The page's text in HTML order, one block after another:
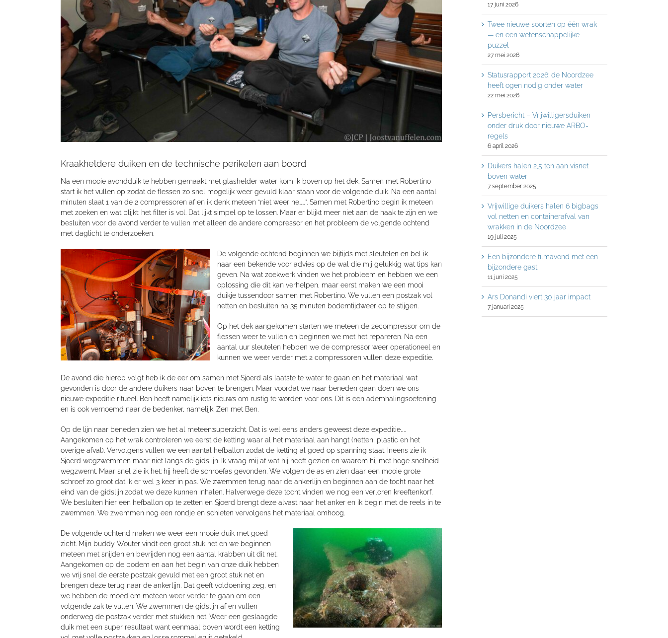
Kraakheldere duiken en de technische perikelen aan boord
Na een mooie avondduik te hebben gemaakt met glashelder water kom ik boven op het dek. Samen met Robertino
start ik het vullen op zodat de flessen zo snel mogelijk weer gevuld klaar staan voor de volgende duik. Na een aantal
minuten slaat 1 van de 2 compressoren af en ik denk meteen “niet weer he……”. Samen met Robertino begin ik meteen
met zoeken en wat blijkt: het filter is vol . Dat lijkt simpel op te lossen. Maar er blijkt meer niet aan de haak te zijn en we
besluiten voor de avond verder te vullen met alleen de andere compressor en het probleem de volgende ochtend
met daglicht te onderzoeken.
De volgende ochtend beginnen we bijtijds met sleutelen en bel ik
naar een bekende voor advies op de wal die mij gelukkig wat tips kan
geven. Na wat zoekwerk vinden we het probleem en hebben we een
oplossing die dit kan verhelpen maar eerst maken we een mooi
duikje tussendoor samen met Robertino. We vullen een postzak vol
netten en besluiten na 35 minuten bodemtijdweer op te stijgen.
Op het dek aangekomen starten we meteen de 2ecompressor om de
flessen weer te vullen en beginnen we met het repareren. Na een
aantal uur sleutelen hebben we de compressor weer operationeel en
kunnen we weer verder met 2 compressoren vullen deze expeditie.
De avond die hierop volgt heb ik de eer om samen met Sjoerd als laatste te water te gaan en het materiaal wat
gevonden is door de andere duikers naar boven te brengen. Maar voordat we naar beneden gaan doen we ons
nieuwe expeditie ritueel. Ben heeft namelijk iets nieuws om rustig te worden voor ons. Dit is een ademhalingsoefening
en is ook vernoemd naar de bedenker, namelijk: Zen met Ben.
Op de lijn naar beneden zien we het al meteen:superzicht. Dat is wel eens anders geweest deze expeditie…..
Aangekomen op het wrak controleren we eerst de ketting waar al het materiaal aan hangt (netten, plastic en het
overige afval ). Vervolgens vullen we een aantal hefballon zodat de ketting al goed op spanning staat. Ineens zie ik
Sjoerd wegzwemmen maar niet langs de gidslijn. I k vraag mij af wat hij heeft gezien en waarom hij met hoge snelheid
wegzwemt. Maar snel zie ik het: hij heeft de schroefas gevonden. We volgen de as en zien daar een mooie grote
schroef zo groot dat ik er wel 3 keer in pas. We zwemmen terug naar de ankerlijn en beginnen aan de tocht naar het
eind van de gidslijn zodat we deze kunnen inhalen. Halverwege deze tocht vinden we nog een verloren kreeftenkorf.
We besluiten hier een hefballon op te zetten en Sjoerd brengt deze alvast naar het anker en ik begin met de reels in te
zwemmen. We zwemmen nog een rondje en schieten vervolgens het materiaal omhoog.
De volgende ochtend maken we weer een mooie duik met goed
zicht. Mijn buddy Wouter vindt een groot stuk net en we beginnen
meteen met snijden en bevrijden nog een aantal krabben uit dit net.
Aangekomen op de bodem en aan het begin van onze duik hebben
we vrij snel de eerste postzak gevuld met een groot stuk net en
brengen deze terug naar de ankerlijn. Dat geeft voldoening zeg en
we hebben de moed om meteen weer verder te gaan om een
volgende zak te vullen. We zwemmen de gidslijn af en vullen
onderweg de postzak verder met stukken net. Weer een geslaagde
duik met een super resultaat want eenmaal boven wordt een ketting
17 juni 2026
Twee nieuwe soorten op één wrak
— en een wetenschappelijke
puzzel
27 mei 2026
Statusrapport 2026: de Noordzee
heeft ogen nodig onder water
22 mei 2026
Persbericht – Vrijwilligersduiken
onder druk door nieuwe ARBO-
regels
6 april 2026
Duikers halen 2,5 ton aan visnet
boven water
7 september 2025
Vrijwillige duikers halen 6 bigbags
vol netten en containerafval van
wrakken in de Noordzee
19 juli 2025
Een bijzondere filmavond met een
bijzondere gast
11 juni 2025
Ars Donandi viert 30 jaar impact
7 januari 2025